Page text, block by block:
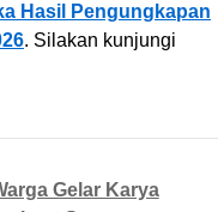
Hasil Pengungkapan
. Silakan kunjungi
Gelar Karya